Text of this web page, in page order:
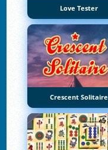
Love Tester
Crescent Solitaire